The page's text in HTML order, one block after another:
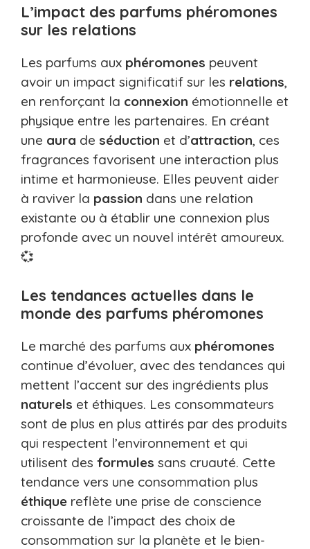
L’impact des parfums phéromones
sur les relations
Les parfums aux phéromones peuvent
avoir un impact significatif sur les relations,
en renforçant la connexion émotionnelle et
physique entre les partenaires. En créant
une aura de séduction et d’attraction, ces
fragrances favorisent une interaction plus
intime et harmonieuse. Elles peuvent aider
à raviver la passion dans une relation
existante ou à établir une connexion plus
profonde avec un nouvel intérêt amoureux.
💞
Les tendances actuelles dans le
monde des parfums phéromones
Le marché des parfums aux phéromones
continue d’évoluer, avec des tendances qui
mettent l’accent sur des ingrédients plus
naturels et éthiques. Les consommateurs
sont de plus en plus attirés par des produits
qui respectent l’environnement et qui
utilisent des formules sans cruauté. Cette
tendance vers une consommation plus
éthique reflète une prise de conscience
croissante de l’impact des choix de
consommation sur la planète et le bien-